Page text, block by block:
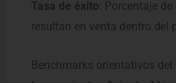
Tasa de éxito : Porcentaje
resultan en venta dentro del
Benchmarks orientativos del